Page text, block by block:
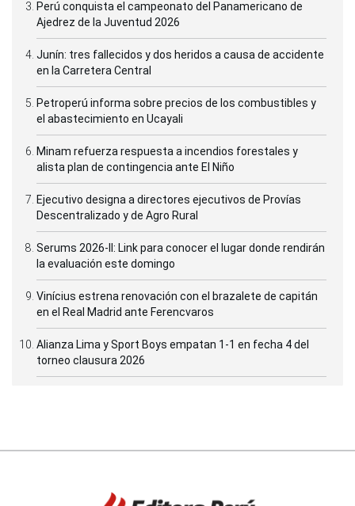
Perú conquista el campeonato del Panamericano de
Ajedrez de la Juventud 2026
Junín: tres fallecidos y dos heridos a causa de accidente
en la Carretera Central
Petroperú informa sobre precios de los combustibles y
el abastecimiento en Ucayali
Minam refuerza respuesta a incendios forestales y
alista plan de contingencia ante El Niño
Ejecutivo designa a directores ejecutivos de Provías
Descentralizado y de Agro Rural
Serums 2026-II: Link para conocer el lugar donde rendirán
la evaluación este domingo
Vinícius estrena renovación con el brazalete de capitán
en el Real Madrid ante Ferencvaros
Alianza Lima y Sport Boys empatan 1-1 en fecha 4 del
torneo clausura 2026